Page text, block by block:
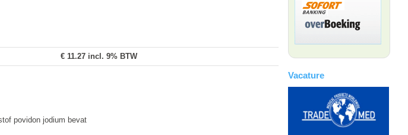
Vacature
€ 11.27 incl. 9% BTW
povidon jodium bevat